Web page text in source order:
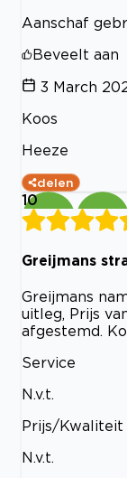
Aanschaf
Beveelt aan
3 March
Koos
Heeze
delen
10
Greijmans
Greijmans
uitleg, Prijs
afgestemd.
Service
N.v.t.
Prijs/Kwaliteit
N.v.t.